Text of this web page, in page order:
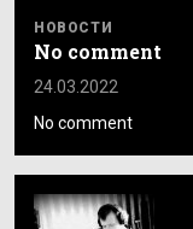
НОВОСТИ
No comment
24.03.2022
No comment